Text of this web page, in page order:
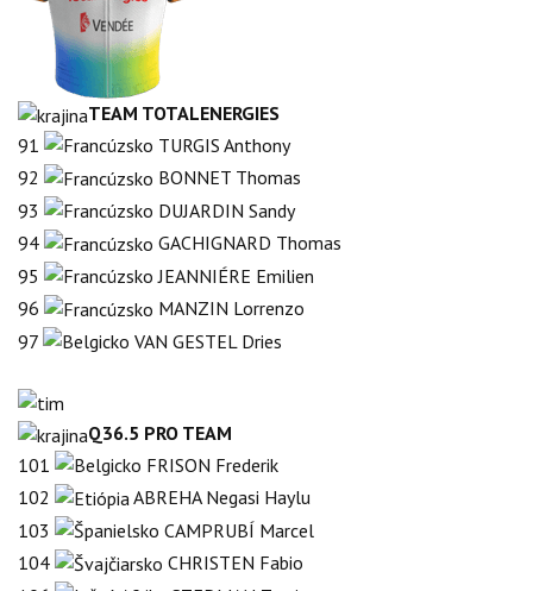
TEAM TOTALENERGIES
91
TURGIS Anthony
92
BONNET Thomas
93
DUJARDIN Sandy
94
GACHIGNARD Thomas
95
JEANNIÉRE Emilien
96
MANZIN Lorrenzo
97
VAN GESTEL Dries
Q36.5 PRO TEAM
101
FRISON Frederik
102
ABREHA Negasi Haylu
103
CAMPRUBÍ Marcel
104
CHRISTEN Fabio